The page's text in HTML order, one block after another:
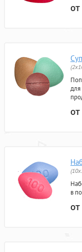
для
в